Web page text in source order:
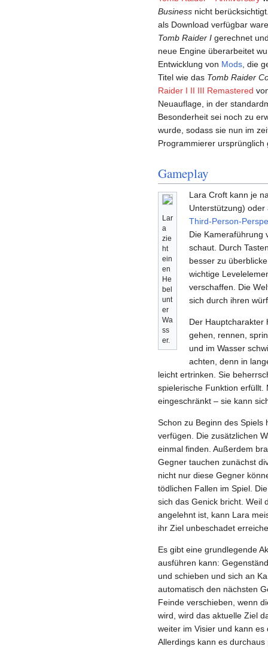
Business nicht
als Download verfügbar
Tomb Raider I gerechnet
neue Engine überarbeitet
Entwicklung von Mods, die
Titel wie das Tomb Raider
Raider I II III Remastered
Neuauflage, in der
Besonderheit sei noch zu
wurde, sodass sie nun im
Programmierer ursprünglich
Gameplay
Lar
a
zie
ht
ein
en
He
bel
unt
er
Wa
ss
er.
Lara Croft kann je
Unterstützung) oder
Third-Person-
Die Kameraführung
schaut. Durch
besser zu
wichtige
verschaffen. Die
sich durch ihren
Der Hauptcharakter
gehen, rennen,
und im Wasser
achten, denn in
leicht ertrinken. Sie
spielerische Funktion erfüllt.
eingeschränkt – sie kann
Schon zu Beginn des Spiels
verfügen. Die zusätzlichen
einmal finden. Außerdem
Gegner tauchen zunächst
nicht nur diese Gegner
tödlichen Fallen im Spiel.
sich das Genick bricht. Weil
angelehnt ist, kann Lara
ihr Ziel unbeschadet
Es gibt eine grundlegende
ausführen kann:
und schieben und sich an
automatisch den nächsten
Feinde verschieben, wenn
wird, wird das aktuelle Ziel
weiter im Visier und kann
Allerdings kann es